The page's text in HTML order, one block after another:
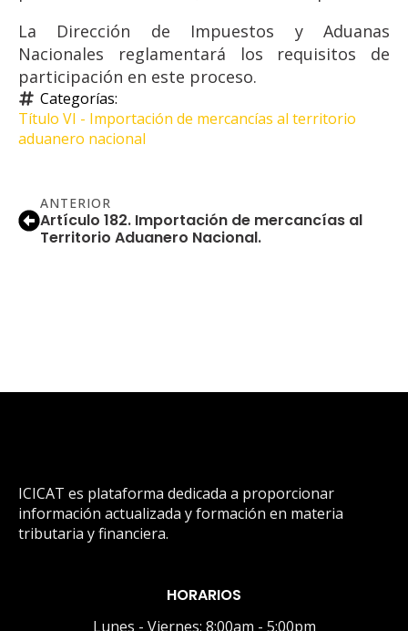
La Dirección de Impuestos y Aduanas
Nacionales reglamentará los requisitos de
participación en este proceso.
Categorías:
Título VI - Importación de mercancías al territorio
aduanero nacional
ANTERIOR
Artículo 182. Importación de mercancías al
Territorio Aduanero Nacional.
ICICAT es plataforma dedicada a proporcionar
información actualizada y formación en materia
tributaria y financiera.
HORARIOS
Lunes - Viernes: 8:00am - 5:00pm